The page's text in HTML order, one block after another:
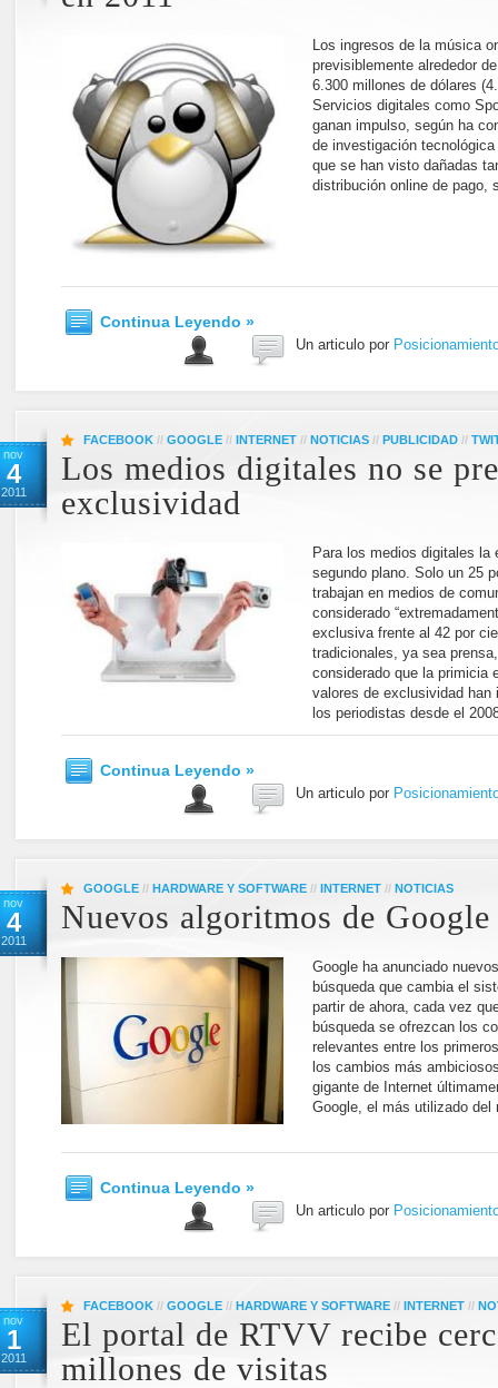
Los ingresos de la música
previsiblemente alrededor
6.300 millones de dólares
Servicios digitales como
ganan impulso, según ha
de investigación
que se han visto dañadas
distribución online de
Continua Leyendo »
Un articulo por
nov
4
2011
FACEBOOK // GOOGLE // INTERNET // NOTICIAS // PUBLICIDAD //
Los medios digitales no se
exclusividad
Para los medios digitales la
segundo plano. Solo un 25
trabajan en medios de
considerado
exclusiva frente al 42 por
tradicionales, ya sea
considerado que la primicia
valores de exclusividad han
los periodistas desde el
Continua Leyendo »
Un articulo por
nov
4
2011
GOOGLE // HARDWARE Y SOFTWARE // INTERNET // NOTICIAS
Nuevos algoritmos de Google
Google ha anunciado
búsqueda que cambia el
partir de ahora, cada vez
búsqueda se ofrezcan los
relevantes entre los
los cambios más
gigante de Internet
Google, el más utilizado
Continua Leyendo »
Un articulo por
nov
1
2011
FACEBOOK // GOOGLE // HARDWARE Y SOFTWARE // INTERNET //
El portal de RTVV recibe
millones de visitas